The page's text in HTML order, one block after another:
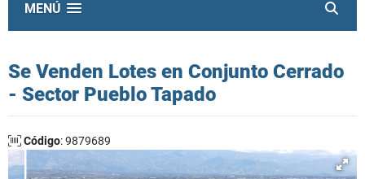
MENÚ
Se Venden Lotes en Conjunto Cerrado
- Sector Pueblo Tapado
Código: 9879689